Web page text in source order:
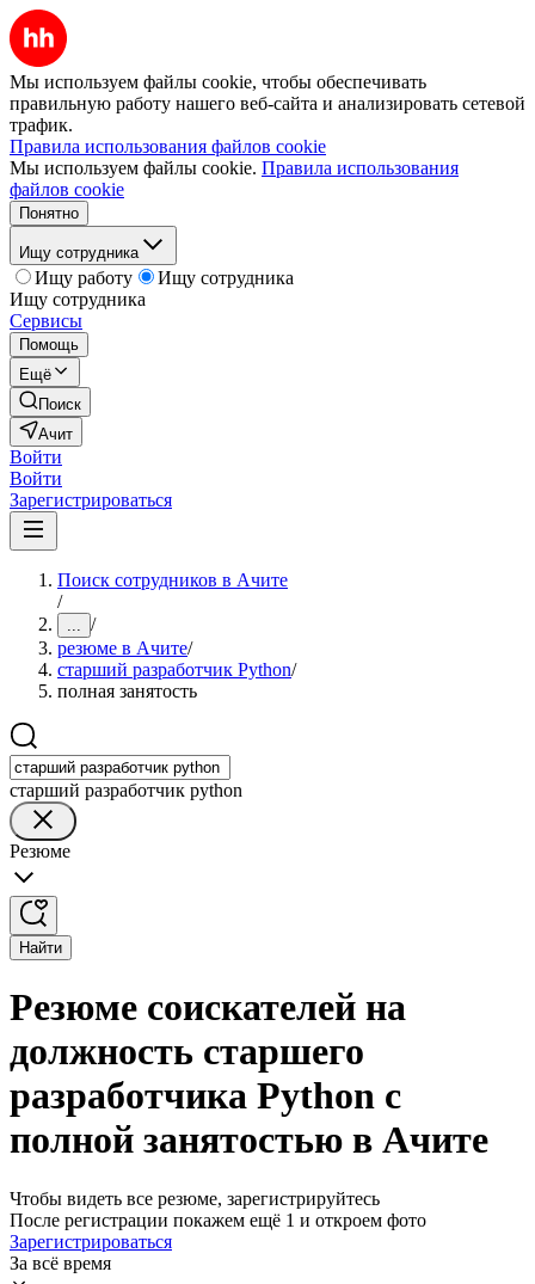
Мы используем файлы cookie, чтобы обеспечивать
правильную работу нашего веб-сайта и анализировать сетевой
трафик.
Правила использования файлов cookie
Мы используем файлы cookie. Правила использования
файлов cookie
Понятно
Ищу сотрудника
Ищу работу
Ищу сотрудника
Ищу сотрудника
Сервисы
Помощь
Ещё
Поиск
Ачит
Войти
Войти
Зарегистрироваться
Поиск сотрудников в Ачите
/
... /
резюме в Ачите/
старший разработчик Python/
полная занятость
старший разработчик python
Резюме
Найти
Резюме соискателей на
должность старшего
разработчика Python с
полной занятостью в Ачите
Чтобы видеть все резюме, зарегистрируйтесь
После регистрации покажем ещё 1 и откроем фото
Зарегистрироваться
За всё время